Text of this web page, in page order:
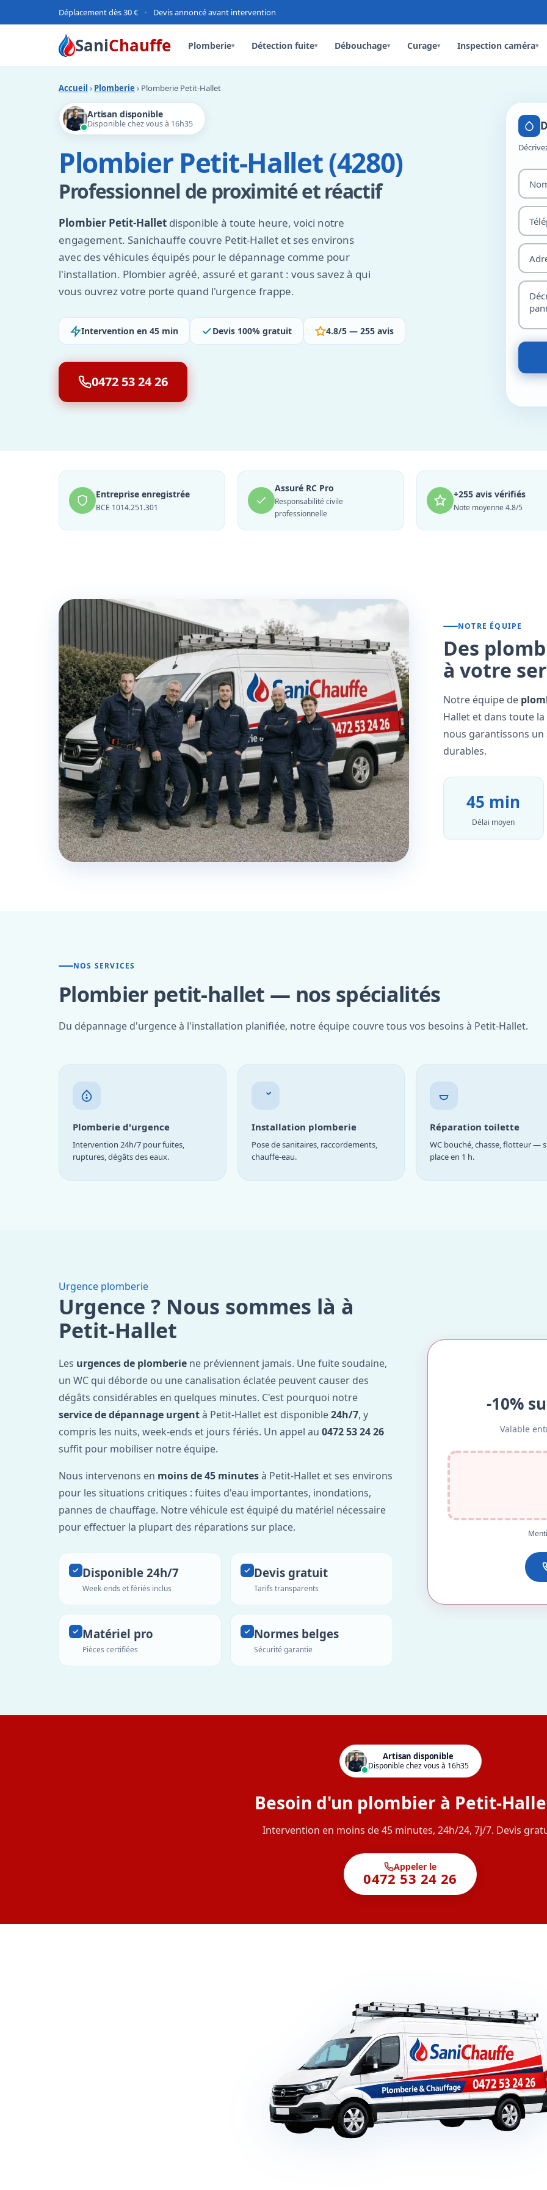
Déplacement dès 30 € • Devis annoncé avant intervention
SaniChauffe Plomberie▾ Détection fuite▾ Débouchage▾ Curage▾ Inspection caméra▾
Accueil › Plomberie › Plomberie Petit-Hallet
Artisan disponible
Disponible chez vous à 16h35
Plombier Petit-Hallet (4280)
Professionnel de proximité et réactif
Plombier Petit-Hallet disponible à toute heure, voici notre
engagement. Sanichauffe couvre Petit-Hallet et ses environs
avec des véhicules équipés pour le dépannage comme pour
l'installation. Plombier agréé, assuré et garant : vous savez à qui
vous ouvrez votre porte quand l'urgence frappe.
Intervention en 45 min Devis 100% gratuit 4.8/5 — 255 avis
0472 53 24 26
Entreprise enregistrée
BCE 1014.251.301
Assuré RC Pro
Responsabilité civile
professionnelle
+255 avis vérifiés
Note moyenne 4.8/5
NOTRE ÉQUIPE
Des
à votre
Notre équipe de
Hallet et dans toute
nous garantissons
durables.
45 min
Délai moyen
NOS SERVICES
Plombier petit-hallet — nos spécialités
Du dépannage d'urgence à l'installation planifiée, notre équipe couvre tous vos besoins à Petit-Hallet.
Plomberie d'urgence
Intervention 24h/7 pour fuites,
ruptures, dégâts des eaux.
Installation plomberie
Pose de sanitaires, raccordements,
chauffe-eau.
Réparation toilette
WC bouché, chasse, flotteur —
place en 1 h.
Urgence plomberie
Urgence ? Nous sommes là à
Petit-Hallet
Les urgences de plomberie ne préviennent jamais. Une fuite soudaine,
un WC qui déborde ou une canalisation éclatée peuvent causer des
dégâts considérables en quelques minutes. C'est pourquoi notre
service de dépannage urgentà Petit-Hallet est disponible24h/7, y
compris les nuits, week-ends et jours fériés. Un appel au 0472 53 24 26
suffit pour mobiliser notre équipe.
Nous intervenons en moins de 45 minutesà Petit-Hallet et ses environs
pour les situations critiques : fuites d'eau importantes, inondations,
pannes de chauffage. Notre véhicule est équipé du matériel nécessaire
pour effectuer la plupart des réparations sur place.
Disponible 24h/7
Week-ends et fériés inclus
Devis gratuit
Tarifs transparents
Matériel pro
Pièces certifiées
Normes belges
Sécurité garantie
-10%
Valable
Artisan disponible
Disponible chez vous à 16h35
Besoin d'un plombier à Petit-
Intervention en moins de 45 minutes, 24h/24, 7j/7. Devis
Appeler le
0472 53 24 26